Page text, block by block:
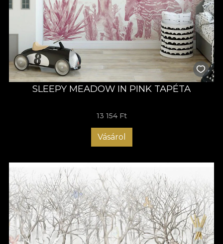
SLEEPY MEADOW IN PINK TAPÉTA
13 154 Ft
Vásárol